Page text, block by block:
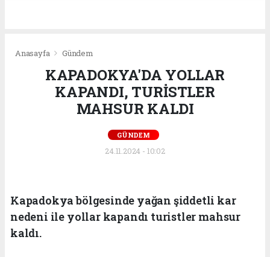
Anasayfa Gündem
KAPADOKYA'DA YOLLAR
KAPANDI, TURİSTLER
MAHSUR KALDI
GÜNDEM
24.11.2024 - 10:02
Kapadokya bölgesinde yağan şiddetli kar
nedeni ile yollar kapandı turistler mahsur
kaldı.